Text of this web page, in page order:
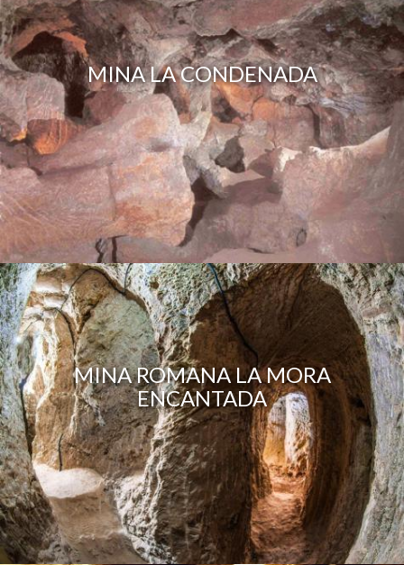
MINA LA CONDENADA
MINA ROMANA LA MORA
ENCANTADA